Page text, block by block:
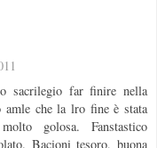
sacrilegio far finire nella
amle che la lro fine è stata
golosa. Fanstastico
Bacioni tesoro, buona